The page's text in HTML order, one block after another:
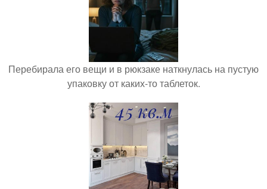
Перебирала его вещи и в рюкзаке наткнулась на пустую
упаковку от каких-то таблеток.